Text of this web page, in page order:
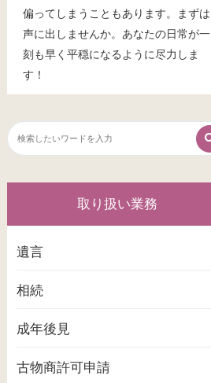
偏ってしまうこともあります。まずは
声に出しませんか。あなたの日常が一
刻も早く平穏になるように尽力しま
す！
取り扱い業務
遺言
相続
成年後見
古物商許可申請